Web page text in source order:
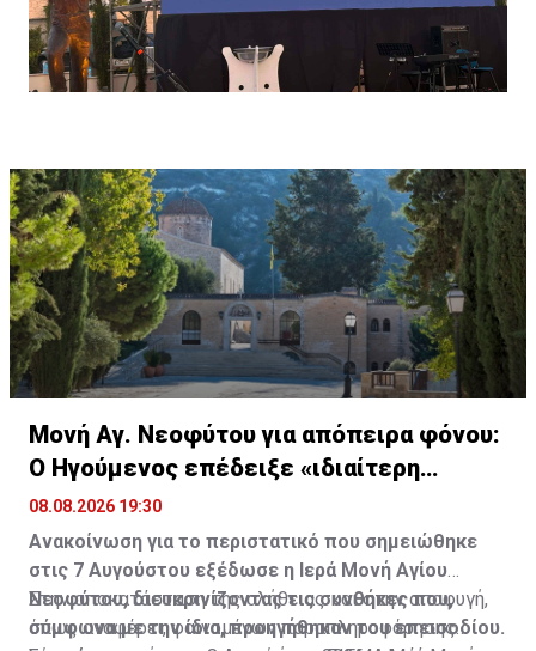
Μονή Αγ. Νεοφύτου για απόπειρα φόνου:
Ο Ηγούμενος επέδειξε «ιδιαίτερη
υπομονή»
08.08.2026 19:30
Ανακοίνωση για το περιστατικό που σημειώθηκε
στις 7 Αυγούστου εξέδωσε η Ιερά Μονή Αγίου
Νεοφύτου, διευκρινίζοντας τις συνθήκες που,
σύμφωνα με την ίδια, προηγήθηκαν του επεισοδίου.
Στην αποκατάσταση της αλήθειας και στην αποφυγή,
όπως αναφέρει, φαινομένων παραπληροφόρησης